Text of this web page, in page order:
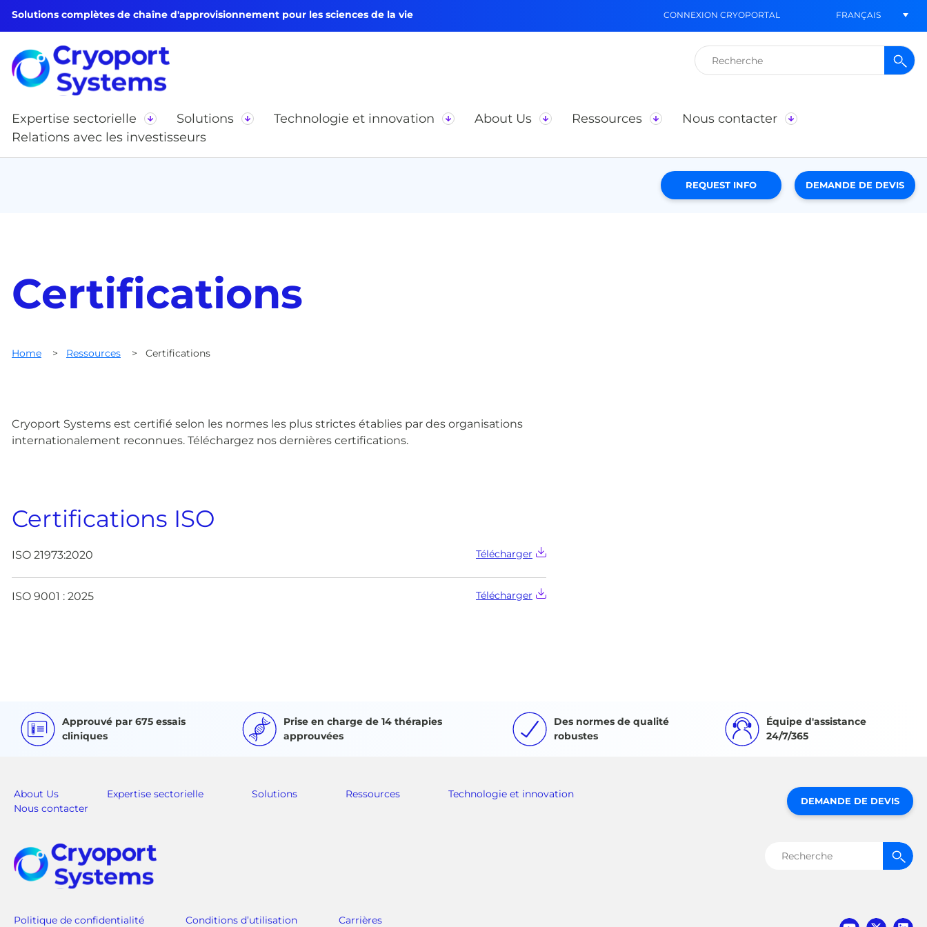
Solutions complètes de chaîne d'approvisionnement pour les sciences de la vie CONNEXION CRYOPORTAL FRANÇAIS
Rechercher :
Expertise sectorielle Solutions Technologie et innovation About Us Ressources
Nous contacter
Relations avec les investisseurs
REQUEST INFO DEMANDE DE DEVIS
Certifications
Home > Ressources > Certifications
Cryoport Systems est certifié selon les normes les plus strictes établies par des organisations
internationalement reconnues. Téléchargez nos dernières certifications.
Certifications ISO
ISO 21973:2020 Télécharger
ISO 9001 : 2025 Télécharger
Approuvé par 675 essais
cliniques
Prise en charge de 14 thérapies
approuvées
Des normes de qualité
robustes
Équipe d'assistance
24/7/365
About Us Expertise sectorielle Solutions Ressources
Technologie et innovation
Nous contacter
Politique de confidentialité Conditions d’utilisation Carrières
DEMANDE DE DEVIS
Rechercher :